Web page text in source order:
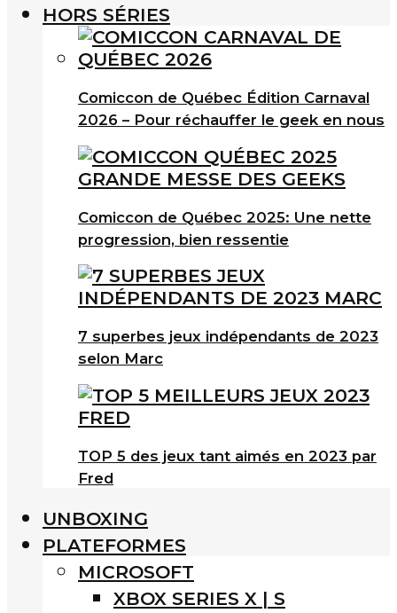
HORS SÉRIES
Comiccon de Québec Édition Carnaval
2026 – Pour réchauffer le geek en nous
Comiccon de Québec 2025: Une nette
progression, bien ressentie
7 superbes jeux indépendants de 2023
selon Marc
TOP 5 des jeux tant aimés en 2023 par
Fred
UNBOXING
PLATEFORMES
MICROSOFT
XBOX SERIES X | S